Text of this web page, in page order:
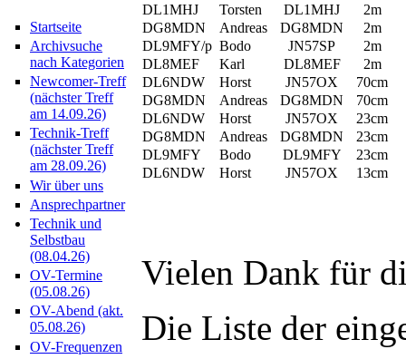
Startseite
Archivsuche
nach Kategorien
Newcomer-Treff
(nächster Treff
am 14.09.26)
Technik-Treff
(nächster Treff
am 28.09.26)
Wir über uns
Ansprechpartner
Technik und
Selbstbau
(08.04.26)
OV-Termine
(05.08.26)
OV-Abend (akt.
05.08.26)
OV-Frequenzen
DL1MHJ
Torsten DL1MHJ
2m
DG8MDN
Andreas DG8MDN
2m
DL9MFY/p Bodo JN57SP
2m
DL8MEF
Karl DL8MEF
2m
DL6NDW
Horst JN57OX
70cm
DG8MDN
Andreas DG8MDN
70cm
DL6NDW
Horst JN57OX
23cm
DG8MDN
Andreas DG8MDN
23cm
DL9MFY
Bodo DL9MFY
23cm
DL6NDW
Horst JN57OX 13cm
Vielen Dank für
Die Liste der